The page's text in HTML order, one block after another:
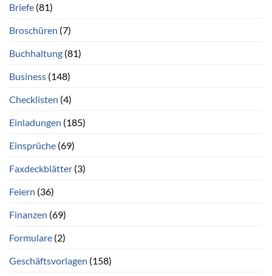
Briefe (81)
Broschüren (7)
Buchhaltung (81)
Business (148)
Checklisten (4)
Einladungen (185)
Einsprüche (69)
Faxdeckblätter (3)
Feiern (36)
Finanzen (69)
Formulare (2)
Geschäftsvorlagen (158)